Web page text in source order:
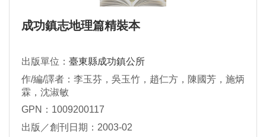
成功鎮志地理篇精裝本
出版單位： 臺東縣成功鎮公所
作/編/譯者：李玉芬，吳玉竹，趙仁方，陳國芳，施炳
霖，沈淑敏
GPN：1009200117
出版／創刊日期：2003-02